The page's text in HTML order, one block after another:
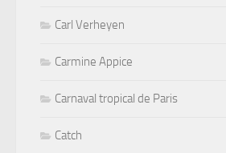
Carl Verheyen
Carmine Appice
Carnaval tropical de Paris
Catch